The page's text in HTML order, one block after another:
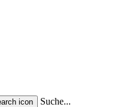
Suche...